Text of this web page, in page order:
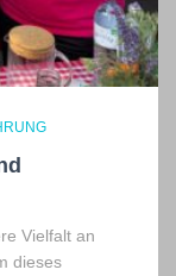
Vielfalt an
dieses